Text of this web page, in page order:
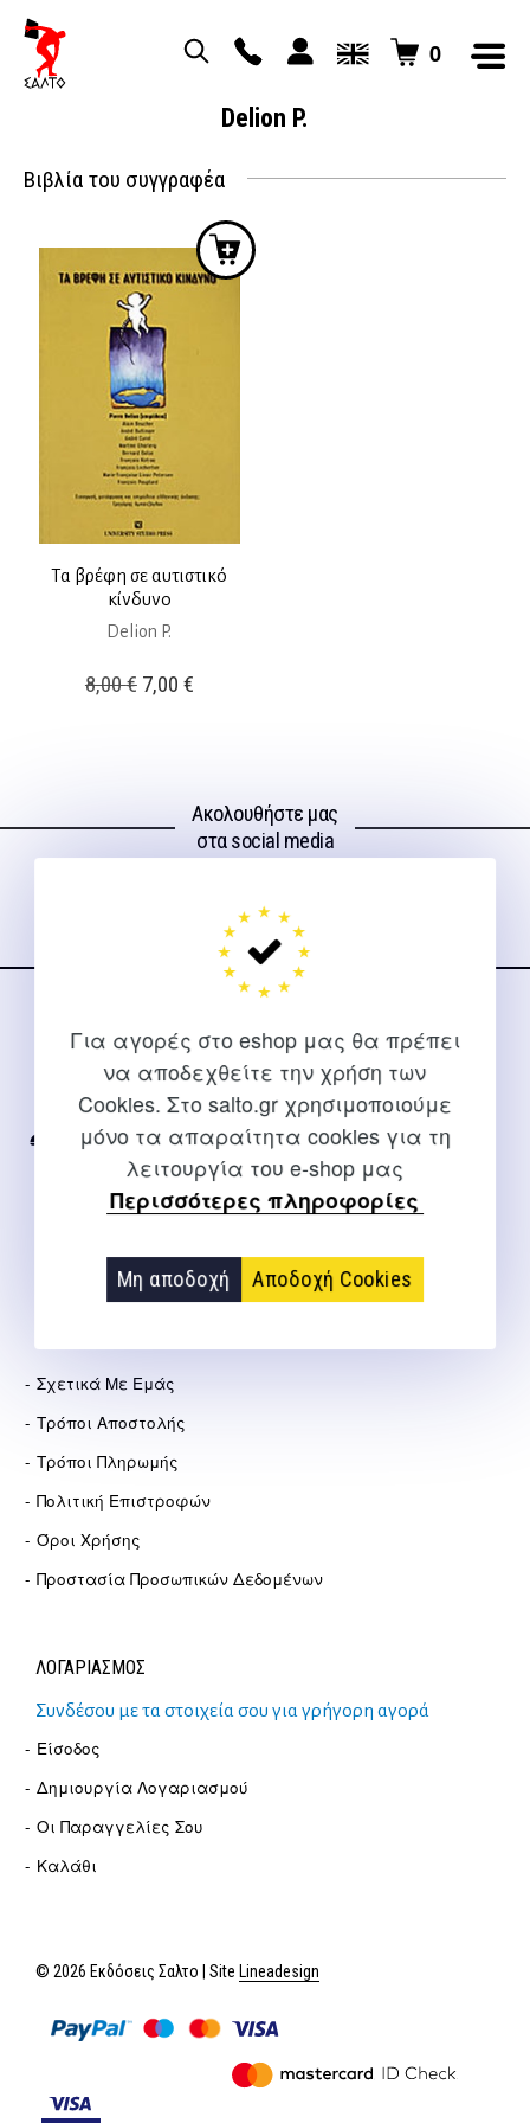
Για αγορές στο eshop μας θα πρέπει
να αποδεχθείτε την χρήση των
Cookies. Στο salto.gr χρησιμοποιούμε
μόνο τα απαραίτητα cookies για τη
λειτουργία του e-shop μας
Περισσότερες πληροφορίες
Μη αποδοχή Αποδοχή Cookies
0
Delion P.
Βιβλία του συγγραφέα
Τα βρέφη σε αυτιστικό
κίνδυνο
Delion P.
8,00€ Original
7,00 €Η
7,00 €.
Ακολουθήστε μας
στα social media
ΕΠΙΚΟΙΝΩΝΊΑ
Για διευκρινίσεις και υποστήριξη παραγγελιών μέσω του
Internet
2310 267108
info@salto.gr
Σχετικά Με Εμάς
Τρόποι Αποστολής
Τρόποι Πληρωμής
Πολιτική Επιστροφών
Όροι Χρήσης
Προστασία Προσωπικών Δεδομένων
ΛΟΓΑΡΙΑΣΜΟΣ
Συνδέσου με τα στοιχεία σου για γρήγορη αγορά
Είσοδος
Δημιουργία Λογαριασμού
Οι Παραγγελίες Σου
Καλάθι
© 2026 Εκδόσεις Σαλτο | Site Lineadesign